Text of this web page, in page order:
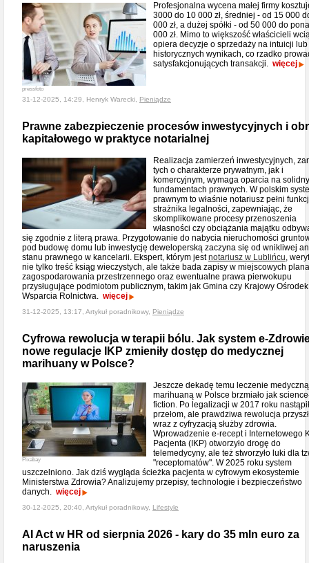
pressfoto
Profesjonalna wycena małej firmy
3000 do 10 000 zł, średniej - od 15 000
000 zł, a dużej spółki - od 50 000 do
000 zł. Mimo to większość właścicieli
opiera decyzje o sprzedaży na intuicji lub
historycznych wynikach, co rzadko
satysfakcjonujących transakcji. więcej
31-12-2025, 14:29, Henryk Warecki, Pieniądze
Prawne zabezpieczenie procesów inwestycyjnych i
kapitałowego w praktyce notarialnej
Realizacja zamierzeń inwestycyjnych,
tych o charakterze prywatnym, jak i
komercyjnym, wymaga oparcia na
fundamentach prawnych. W polskim
prawnym to właśnie notariusz pełni
strażnika legalności, zapewniając, że
skomplikowane procesy przenoszenia
własności czy obciążania majątku
się zgodnie z literą prawa. Przygotowanie do nabycia nieruchomości
pod budowę domu lub inwestycję deweloperską zaczyna się od wnikliwej
stanu prawnego w kancelarii. Ekspert, którym jestnotariusz w Lublińcu,
nie tylko treść ksiąg wieczystych, ale także bada zapisy w miejscowych
zagospodarowania przestrzennego oraz ewentualne prawa pierwokupu
przysługujące podmiotom publicznym, takim jak Gmina czy Krajowy Ośrodek
Wsparcia Rolnictwa. więcej
31-12-2025, 13:17, Artykuł poradnikowy, Pieniądze
Cyfrowa rewolucja w terapii bólu. Jak system e-
nowe regulacje IKP zmieniły dostęp do medycznej
marihuany w Polsce?
Pixabay
Jeszcze dekadę temu leczenie medyczną
marihuaną w Polsce brzmiało jak
fiction. Po legalizacji w 2017 roku nastąpił
przełom, ale prawdziwa rewolucja
wraz z cyfryzacją służby zdrowia.
Wprowadzenie e-recept i Internetowego
Pacjenta (IKP) otworzyło drogę do
telemedycyny, ale też stworzyło luki dla
"receptomatów". W 2025 roku system
uszczelniono. Jak dziś wygląda ścieżka pacjenta w cyfrowym ekosystemie
Ministerstwa Zdrowia? Analizujemy przepisy, technologie i bezpieczeństwo
danych. więcej
30-12-2025, 20:40, Artykuł poradnikowy, Lifestyle
AI Act w HR od sierpnia 2026 - kary do 35 mln euro za
naruszenia